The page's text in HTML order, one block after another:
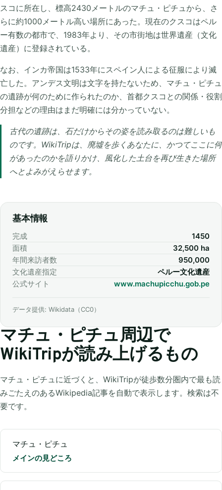
スコに所在し、標高2430メートルのマチュ・ピチュから、さ
らに約1000メートル高い場所にあった。現在のクスコはペル
ー有数の都市で、1983年より、その市街地は世界遺産（文化
遺産）に登録されている。
なお、インカ帝国は1533年にスペイン人による征服により滅
亡した。アンデス文明は文字を持たないため、マチュ・ピチュ
の遺跡が何のために作られたのか、首都クスコとの関係・役割
分担などの理由はまだ明確には分かっていない。
古代の遺跡は、石だけからその姿を読み取るのは難しいも
のです。WikiTripは、廃墟を歩くあなたに、かつてここに何
があったのかを語りかけ、風化した土台を再び生きた場所
へとよみがえらせます。
基本情報
完成
1450
面積
32,500 ha
年間来訪者数
950,000
文化遺産指定
ペルー文化遺産
公式サイト
www.machupicchu.gob.pe
データ提供: Wikidata（CC0）
マチュ・ピチュ周辺で
WikiTripが読み上げるもの
マチュ・ピチュに近づくと、WikiTripが徒歩数分圏内で最も読
みごたえのあるWikipedia記事を自動で表示します。検索は不
要です。
マチュ・ピチュ
メインの見どころ